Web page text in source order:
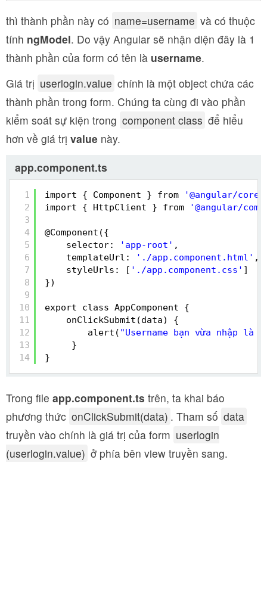
thì thành phần này có name=username và có thuộc
tính ngModel. Do vậy Angular sẽ nhận diện đây là 1
thành phần của form có tên là username.
Giá trị userlogin.value chính là một object chứa các
thành phần trong form. Chúng ta cùng đi vào phần
kiểm soát sự kiện trong component class để hiểu
hơn về giá trị value này.
app.component.ts
1
2
3
4
5
6
7
8
9
10
11
12
13
14
import { Component } from '@angular/core'
import { HttpClient } from
'@angular/
@Component({
selector:
'app-root' ,
templateUrl:
'./app.component.html' ,
styleUrls: [ './app.component.css' ]
})
export class AppComponent {
onClickSubmit(data) {
alert( "Username bạn vừa nhập là
}
}
Trong file app.component.ts trên, ta khai báo
phương thức onClickSubmit(data) . Tham số data
truyền vào chính là giá trị của form userlogin
(userlogin.value) ở phía bên view truyền sang.